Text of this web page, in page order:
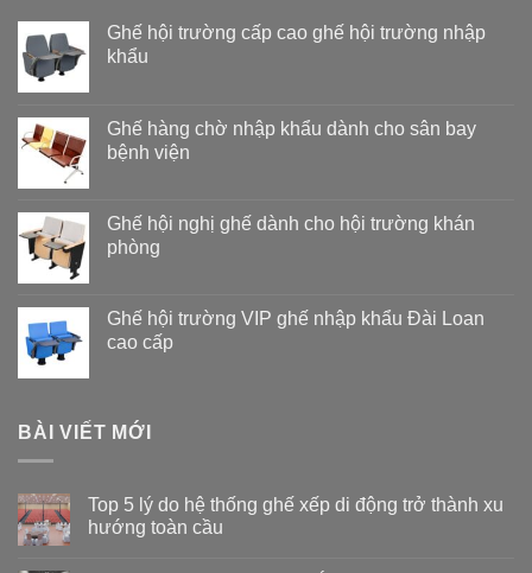
Ghế hội trường cấp cao ghế hội trường nhập
khẩu
Ghế hàng chờ nhập khẩu dành cho sân bay
bệnh viện
Ghế hội nghị ghế dành cho hội trường khán
phòng
Ghế hội trường VIP ghế nhập khẩu Đài Loan
cao cấp
BÀI VIẾT MỚI
Top 5 lý do hệ thống ghế xếp di động trở thành xu
hướng toàn cầu